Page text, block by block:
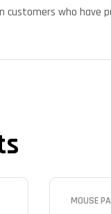
customers who have
MOUSE